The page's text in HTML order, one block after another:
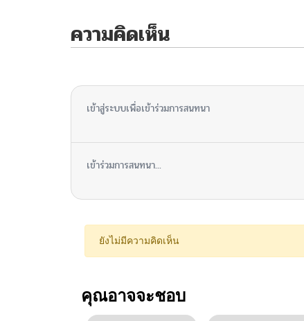
ความคิดเห็น
เข้าสู่ระบบเพื่อเข้าร่วมการสนทนา
เข้าร่วมการสนทนา...
ยังไม่มีความคิดเห็น
คุณอาจจะชอบ